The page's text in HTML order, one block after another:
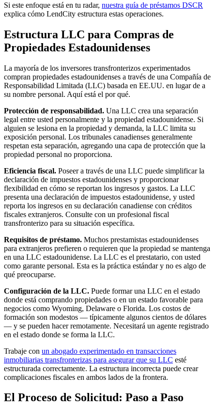
Si este enfoque está en tu radar, nuestra guía de préstamos DSCR
explica cómo LendCity estructura estas operaciones.
Estructura LLC para Compras de
Propiedades Estadounidenses
La mayoría de los inversores transfronterizos experimentados
compran propiedades estadounidenses a través de una Compañía de
Responsabilidad Limitada (LLC) basada en EE.UU. en lugar de a
su nombre personal. Aquí está el por qué.
Protección de responsabilidad. Una LLC crea una separación
legal entre usted personalmente y la propiedad estadounidense. Si
alguien se lesiona en la propiedad y demanda, la LLC limita su
exposición personal. Los tribunales canadienses generalmente
respetan esta separación, agregando una capa de protección que la
propiedad personal no proporciona.
Eficiencia fiscal. Poseer a través de una LLC puede simplificar la
declaración de impuestos estadounidenses y proporcionar
flexibilidad en cómo se reportan los ingresos y gastos. La LLC
presenta una declaración de impuestos estadounidense, y usted
reporta los ingresos en su declaración canadiense con créditos
fiscales extranjeros. Consulte con un profesional fiscal
transfronterizo para su situación específica.
Requisitos de préstamo. Muchos prestamistas estadounidenses
para extranjeros prefieren o requieren que la propiedad se mantenga
en una LLC estadounidense. La LLC es el prestatario, con usted
como garante personal. Esta es la práctica estándar y no es algo de
qué preocuparse.
Configuración de la LLC. Puede formar una LLC en el estado
donde está comprando propiedades o en un estado favorable para
negocios como Wyoming, Delaware o Florida. Los costos de
formación son modestos — típicamente algunos cientos de dólares
— y se pueden hacer remotamente. Necesitará un agente registrado
en el estado donde se forma la LLC.
Trabaje con un abogado experimentado en transacciones
inmobiliarias transfronterizas para asegurar que su LLC esté
estructurada correctamente. La estructura incorrecta puede crear
complicaciones fiscales en ambos lados de la frontera.
El Proceso de Solicitud: Paso a Paso